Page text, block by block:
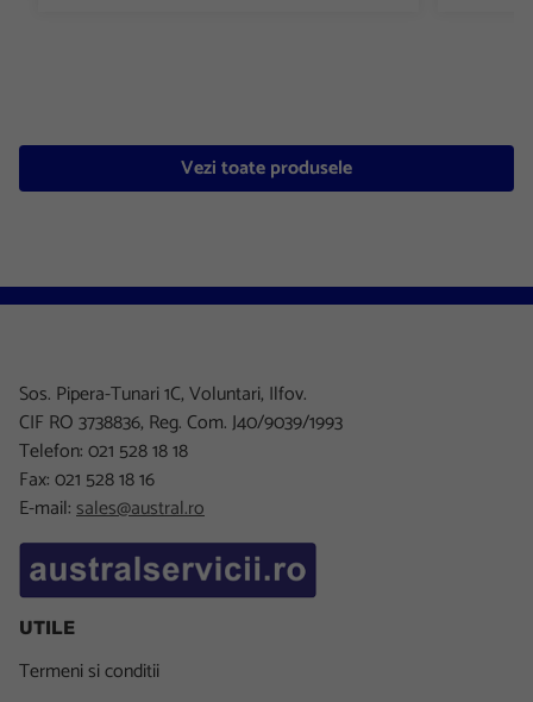
Vezi toate produsele
Sos. Pipera-Tunari 1C, Voluntari, Ilfov.
CIF RO 3738836, Reg. Com. J40/9039/1993
Telefon: 021 528 18 18
Fax: 021 528 18 16
E-mail:sales@austral.ro
UTILE
Termeni si conditii